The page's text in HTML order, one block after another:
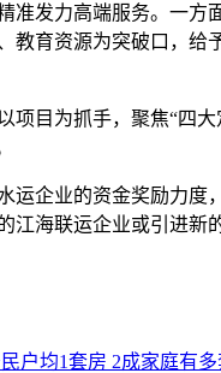
发力高端服务。一方面
教育资源为突破口，
目为抓手，聚焦“四大
企业的资金奖励力度，
江海联运企业或引进新
户均1套房 2成家庭有多